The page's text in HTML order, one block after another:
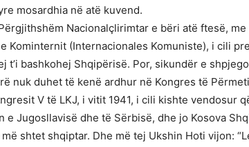
mosardhia në atë kuvend.
Nacionalçlirimtar e bëri atë ftesë,
Kominternit (Internacionales Komuniste), i cili
t’i bashkohej Shqipërisë. Por, sikundër e
nuk duhet të kenë ardhur në Kongres të
V të LKJ, i vitit 1941, i cili kishte vendosur
e Jugosllavisë dhe të Sërbisë, dhe jo Kosova
shtet shqiptar. Dhe më tej Ukshin Hoti vijon: